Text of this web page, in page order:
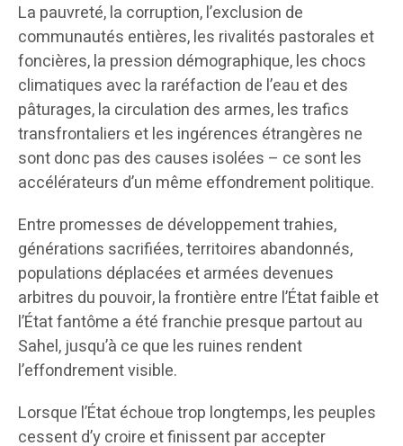
La pauvreté, la corruption, l’exclusion de
communautés entières, les rivalités pastorales et
foncières, la pression démographique, les chocs
climatiques avec la raréfaction de l’eau et des
pâturages, la circulation des armes, les trafics
transfrontaliers et les ingérences étrangères ne
sont donc pas des causes isolées – ce sont les
accélérateurs d’un même effondrement politique.
Entre promesses de développement trahies,
générations sacrifiées, territoires abandonnés,
populations déplacées et armées devenues
arbitres du pouvoir, la frontière entre l’État faible et
l’État fantôme a été franchie presque partout au
Sahel, jusqu’à ce que les ruines rendent
l’effondrement visible.
Lorsque l’État échoue trop longtemps, les peuples
cessent d’y croire et finissent par accepter